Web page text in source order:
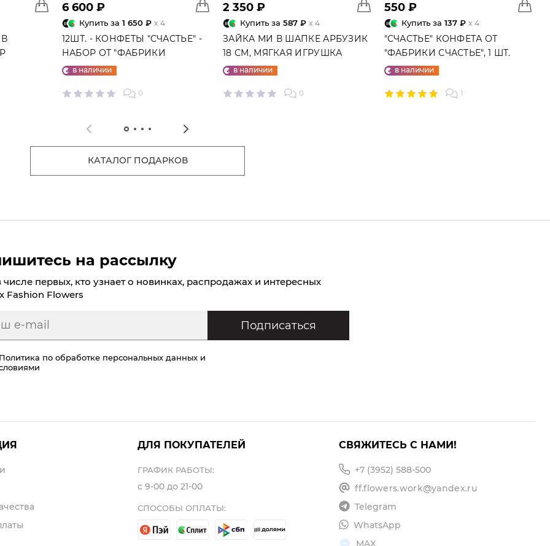
6 600 ₽
Купить за 1 650 ₽ x 4
12ШТ. - КОНФЕТЫ "СЧАСТЬЕ" -
НАБОР ОТ "ФАБРИКИ
СЧАСТЬЕ"
в наличии
0
2 350 ₽
Купить за 587 ₽ x 4
ЗАЙКА МИ В ШАПКЕ АРБУЗИК
18 СМ, МЯГКАЯ ИГРУШКА
в наличии
0
550 ₽
Купить за 137 ₽ x 4
"СЧАСТЬЕ" КОНФЕТА ОТ
"ФАБРИКИ СЧАСТЬЕ", 1 ШТ.
в наличии
1
КАТАЛОГ ПОДАРКОВ
на рассылку
числе первых, кто узнает о новинках, распродажах и интересных
Fashion Flowers
по обработке персональных данных и
Подписаться
ДЛЯ ПОКУПАТЕЛЕЙ
ГРАФИК РАБОТЫ:
с 9-00 до 21-00
СПОСОБЫ ОПЛАТЫ:
СВЯЖИТЕСЬ С НАМИ!
+7 (3952) 588-500
ff.flowers.work@yandex.ru
Telegram
WhatsApp
MAX